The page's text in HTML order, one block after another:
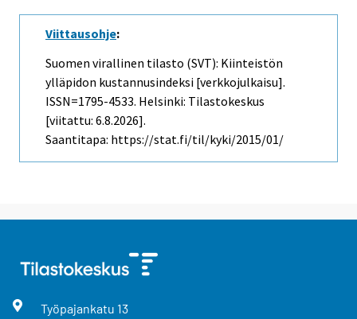
Viittausohje:
Suomen virallinen tilasto (SVT): Kiinteistön
ylläpidon kustannusindeksi [verkkojulkaisu].
ISSN=1795-4533. Helsinki: Tilastokeskus
[viitattu: 6.8.2026].
Saantitapa: https://stat.fi/til/kyki/2015/01/
Työpajankatu 13